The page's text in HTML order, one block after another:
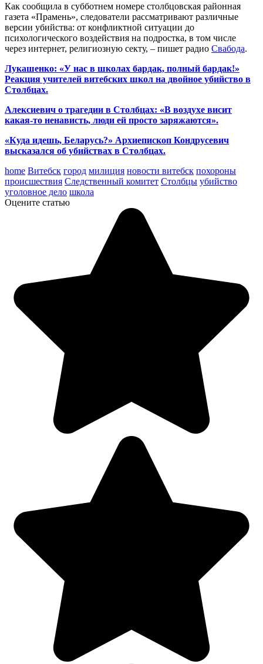
Как сообщила в субботнем номере столбцовская районная
газета «Прамень», следователи рассматривают различные
версии убийства: от конфликтной ситуации до
психологического воздействия на подростка, в том числе
через интернет, религиозную секту, – пишет радио Свабода.
Лукашенко: «У нас в школах бардак, полный бардак!»
Реакция учителей витебских школ на двойное убийство в
Столбцах.
Алексиевич о трагедии в Столбцах: «В воздухе висит
какая-то ненависть, люди ей просто заряжаются».
«Куда идешь, Беларусь?» Архиепископ Кондрусевич
высказался об убийствах в Столбцах.
home Витебск город милиция новости витебск похороны
происшествия Следственный комитет Столбцы убийство
уголовное дело школа
Оцените статью